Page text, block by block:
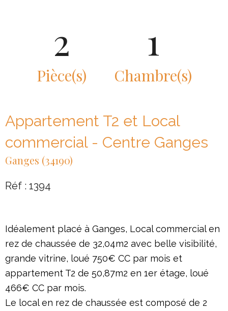
2
Pièce(s)
1
Chambre(s)
Appartement T2 et Local
commercial - Centre Ganges
Ganges (34190)
Réf : 1394
Idéalement placé à Ganges, Local commercial en
rez de chaussée de 32,04m2 avec belle visibilité,
grande vitrine, loué 750€ CC par mois et
appartement T2 de 50,87m2 en 1er étage, loué
466€ CC par mois.
Le local en rez de chaussée est composé de 2